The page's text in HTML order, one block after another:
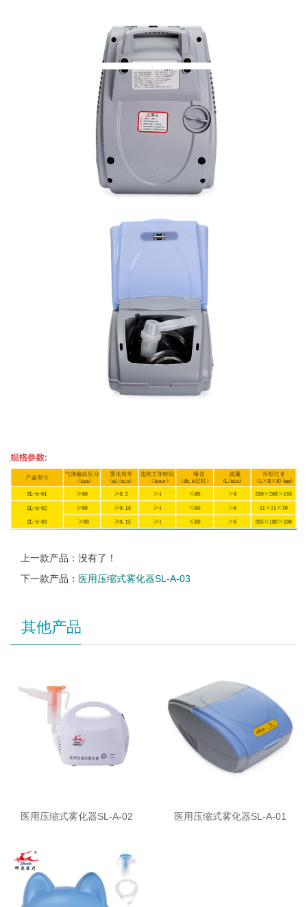
上一款产品：没有了！
下一款产品： 医用压缩式雾化器SL-A-03
其他产品
医用压缩式雾化器SL-A-02 医用压缩式雾化器SL-A-01